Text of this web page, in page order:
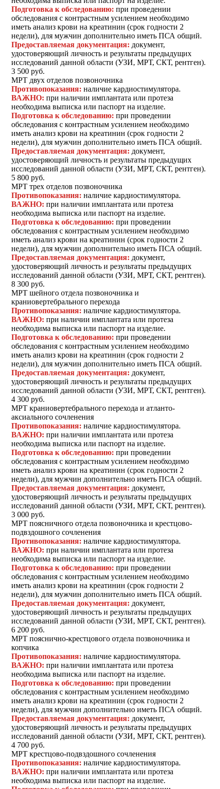
Подготовка к обследованию: при проведении
обследования с контрастным усилением необходимо
иметь анализ крови на креатинин (срок годности 2
недели), для мужчин дополнительно иметь ПСА общий.
Предоставляемая документация: документ,
удостоверяющий личность и результаты предыдущих
исследований данной области (УЗИ, МРТ, СКТ, рентген).
3 500 руб.
МРТ двух отделов позвоночника
Противопоказания: наличие кардиостимулятора.
ВАЖНО: при наличии имплантата или протеза
необходима выписка или паспорт на изделие.
Подготовка к обследованию: при проведении
обследования с контрастным усилением необходимо
иметь анализ крови на креатинин (срок годности 2
недели), для мужчин дополнительно иметь ПСА общий.
Предоставляемая документация: документ,
удостоверяющий личность и результаты предыдущих
исследований данной области (УЗИ, МРТ, СКТ, рентген).
5 800 руб.
МРТ трех отделов позвоночника
Противопоказания: наличие кардиостимулятора.
ВАЖНО: при наличии имплантата или протеза
необходима выписка или паспорт на изделие.
Подготовка к обследованию: при проведении
обследования с контрастным усилением необходимо
иметь анализ крови на креатинин (срок годности 2
недели), для мужчин дополнительно иметь ПСА общий.
Предоставляемая документация: документ,
удостоверяющий личность и результаты предыдущих
исследований данной области (УЗИ, МРТ, СКТ, рентген).
8 300 руб.
МРТ шейного отдела позвоночника и
краниовертебрального перехода
Противопоказания: наличие кардиостимулятора.
ВАЖНО: при наличии имплантата или протеза
необходима выписка или паспорт на изделие.
Подготовка к обследованию: при проведении
обследования с контрастным усилением необходимо
иметь анализ крови на креатинин (срок годности 2
недели), для мужчин дополнительно иметь ПСА общий.
Предоставляемая документация: документ,
удостоверяющий личность и результаты предыдущих
исследований данной области (УЗИ, МРТ, СКТ, рентген).
4 300 руб.
МРТ краниовертебрального перехода и атланто-
аксиального сочленения
Противопоказания: наличие кардиостимулятора.
ВАЖНО: при наличии имплантата или протеза
необходима выписка или паспорт на изделие.
Подготовка к обследованию: при проведении
обследования с контрастным усилением необходимо
иметь анализ крови на креатинин (срок годности 2
недели), для мужчин дополнительно иметь ПСА общий.
Предоставляемая документация: документ,
удостоверяющий личность и результаты предыдущих
исследований данной области (УЗИ, МРТ, СКТ, рентген).
3 000 руб.
МРТ поясничного отдела позвоночника и крестцово-
подвздошного сочленения
Противопоказания: наличие кардиостимулятора.
ВАЖНО: при наличии имплантата или протеза
необходима выписка или паспорт на изделие.
Подготовка к обследованию: при проведении
обследования с контрастным усилением необходимо
иметь анализ крови на креатинин (срок годности 2
недели), для мужчин дополнительно иметь ПСА общий.
Предоставляемая документация: документ,
удостоверяющий личность и результаты предыдущих
исследований данной области (УЗИ, МРТ, СКТ, рентген).
6 200 руб.
МРТ пояснично-крестцового отдела позвоночника и
копчика
Противопоказания: наличие кардиостимулятора.
ВАЖНО: при наличии имплантата или протеза
необходима выписка или паспорт на изделие.
Подготовка к обследованию: при проведении
обследования с контрастным усилением необходимо
иметь анализ крови на креатинин (срок годности 2
недели), для мужчин дополнительно иметь ПСА общий.
Предоставляемая документация: документ,
удостоверяющий личность и результаты предыдущих
исследований данной области (УЗИ, МРТ, СКТ, рентген).
4 700 руб.
МРТ крестцово-подвздошного сочленения
Противопоказания: наличие кардиостимулятора.
ВАЖНО: при наличии имплантата или протеза
необходима выписка или паспорт на изделие.